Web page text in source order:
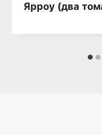
Ярроу (два